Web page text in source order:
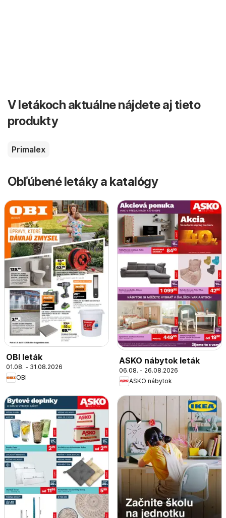
V letákoch aktuálne nájdete aj tieto
produkty
Primalex
Obľúbené letáky a katalógy
OBI leták
01.08. - 31.08.2026
OBI
ASKO nábytok leták
06.08. - 26.08.2026
ASKO nábytok